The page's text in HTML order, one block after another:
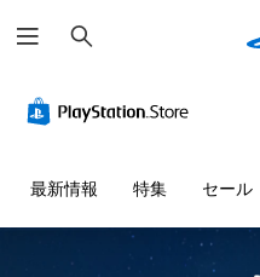
索
最新情報 特集 セール